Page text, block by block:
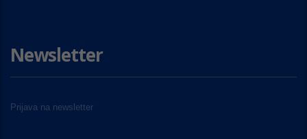
Newsletter
Prijava na newsletter